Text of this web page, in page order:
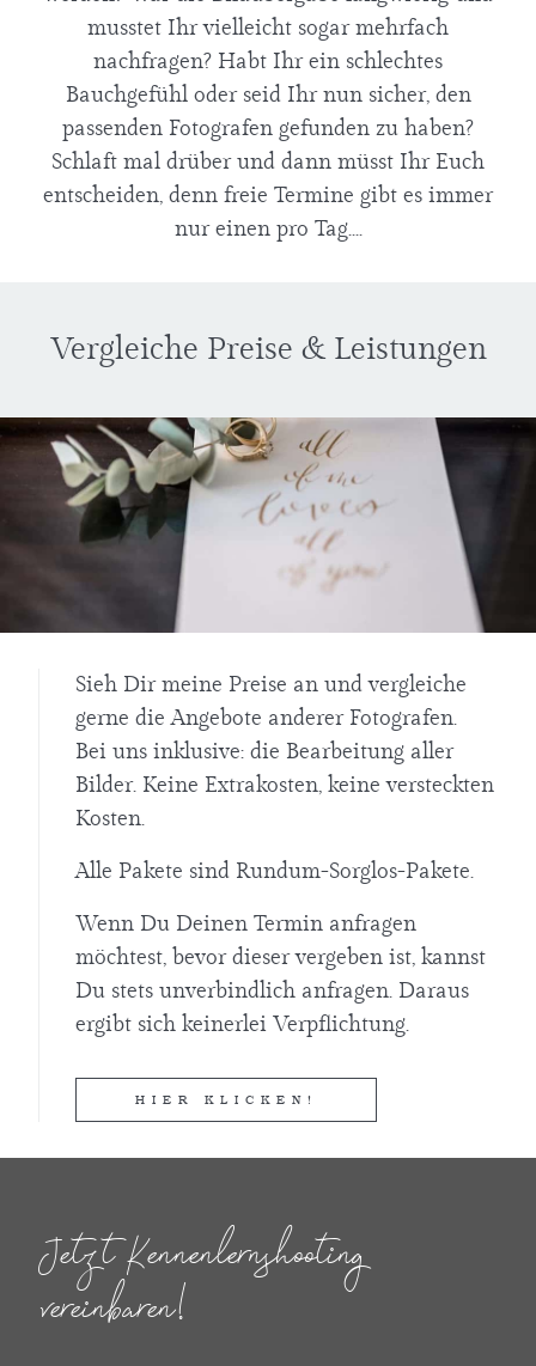
musstet Ihr vielleicht sogar mehrfach
nachfragen? Habt Ihr ein schlechtes
Bauchgefühl oder seid Ihr nun sicher, den
passenden Fotografen gefunden zu haben?
Schlaft mal drüber und dann müsst Ihr Euch
entscheiden, denn freie Termine gibt es immer
nur einen pro Tag....
Vergleiche Preise & Leistungen
Sieh Dir meine Preise an und vergleiche
gerne die Angebote anderer Fotografen.
Bei uns inklusive: die Bearbeitung aller
Bilder. Keine Extrakosten, keine versteckten
Kosten.
Alle Pakete sind Rundum-Sorglos-Pakete.
Wenn Du Deinen Termin anfragen
möchtest, bevor dieser vergeben ist, kannst
Du stets unverbindlich anfragen. Daraus
ergibt sich keinerlei Verpflichtung.
HIER KLICKEN!
Jetzt Kennenlernshooting
vereinbaren!